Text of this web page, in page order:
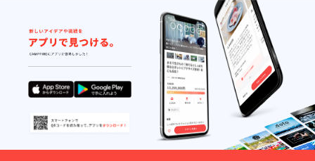
んをは
じめと
する熊
本復興
に関わ
るメン
バーが
被災地
をご案
内。
（宿泊
先につ
いても
相談に
周年記
念に作
られたT
シャツ
とトー
トバッ
グ。
【北芝
フィー
ルド
ワーク
参加チ
ケッ
ト】 年